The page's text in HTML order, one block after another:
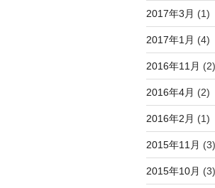
2017年3月 (1)
2017年1月 (4)
2016年11月 (2)
2016年4月 (2)
2016年2月 (1)
2015年11月 (3)
2015年10月 (3)